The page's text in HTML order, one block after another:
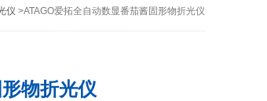
仪 >ATAGO爱拓全自动数显番茄酱固形物折光仪
物折光仪